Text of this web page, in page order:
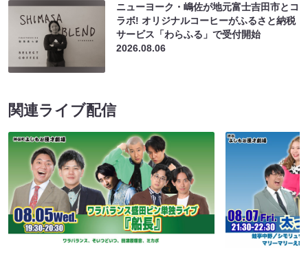
ニューヨーク・嶋佐が地元富士吉田市とコ
ラボ! オリジナルコーヒーがふるさと納税
サービス「わらふる」で受付開始
2026.08.06
関連ライブ配信